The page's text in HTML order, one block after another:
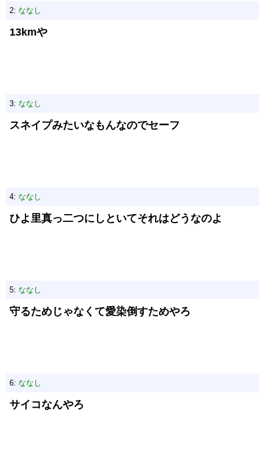
2: ななし
13kmや
3: ななし
スネイプみたいなもんなのでセーフ
4: ななし
ひよ里真っ二つにしといてそれはどうなのよ
5: ななし
守るためじゃなくて愛染倒すためやろ
6: ななし
サイコなんやろ